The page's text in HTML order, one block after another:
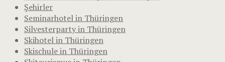
Şehirler
Seminarhotel in Thüringen
Silvesterparty in Thüringen
Skihotel in Thüringen
Skischule in Thüringen